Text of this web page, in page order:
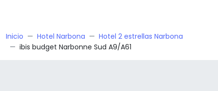
Inicio Hotel Narbona
Hotel 2 estrellas Narbona
ibis budget Narbonne Sud A9/A61